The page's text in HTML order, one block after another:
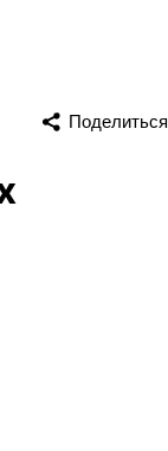
Поделиться